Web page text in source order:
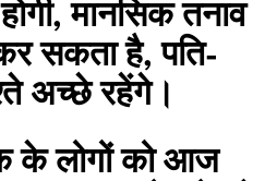
मानसिक तनाव
सकता है, पति-
अच्छे रहेंगे।
के लोगों को आज